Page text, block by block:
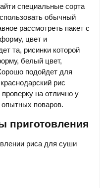
специальные сорта
обычный
рассмотреть пакет с
цвет и
та, рисинки которой
белый цвет,
подойдет для
рис
на отлично у
поваров.
приготовления
риса для суши